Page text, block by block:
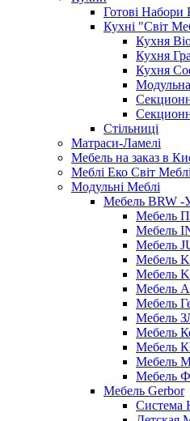
Готові Набори
Кухні "Світ
Кухня
Кухня
Кухня
Стільниці
Матраси-Ламелі
Мебель на заказ в
Меблі Еко Світ
Модульні Меблі
Мебель BRW -
Мебель
Мебель
Мебель
Мебель
Мебель
Мебель
Мебель
Мебель
Мебель
Мебель
Мебель
Мебель
Мебель Gerbor
Cистема